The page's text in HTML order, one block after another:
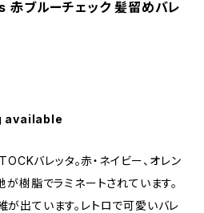
ブルーチェック 髪留めバレ
available
バレッタ。赤・ネイビー、オレン
が樹脂でラミネートされています。
出ています。レトロで可愛いバレ